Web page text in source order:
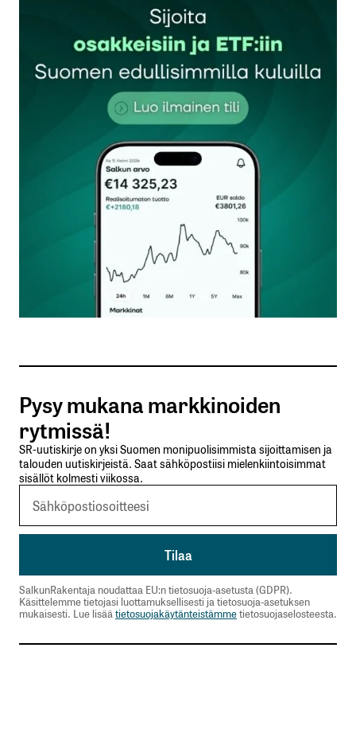
Sähköpostiosoitettasi ei julkaista.Pakolliset
kentät on merkitty*
Kommentti*
Nimesi tai nimimerkkisi
Sähköpostiosoitteesi
Tilaa SalkunRakentajan uutiskirje
Lähetä kommentti
Pysy mukana markkinoiden
rytmissä!
SR-uutiskirje on yksi Suomen monipuolisimmista sijoittamisen ja
talouden uutiskirjeistä. Saat sähköpostiisi mielenkiintoisimmat
sisällöt kolmesti viikossa.
SalkunRakentaja noudattaa EU:n tietosuoja-asetusta (GDPR).
Käsittelemme tietojasi luottamuksellisesti ja tietosuoja-asetuksen
mukaisesti. Lue lisää tietosuojakäytänteistämmetietosuojaselosteesta.